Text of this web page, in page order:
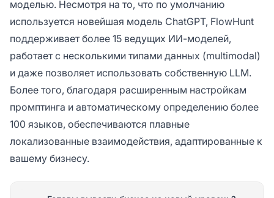
моделью. Несмотря на то, что по умолчанию
используется новейшая модель ChatGPT, FlowHunt
поддерживает более 15 ведущих ИИ-моделей,
работает с несколькими типами данных (multimodal)
и даже позволяет использовать собственную LLM.
Более того, благодаря расширенным настройкам
промптинга и автоматическому определению более
100 языков, обеспечиваются плавные
локализованные взаимодействия, адаптированные к
вашему бизнесу.